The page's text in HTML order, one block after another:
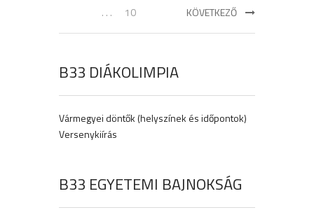
. . . 10 KÖVETKEZŐ
B33 DIÁKOLIMPIA
Vármegyei döntők (helyszínek és időpontok)
Versenykiírás
B33 EGYETEMI BAJNOKSÁG